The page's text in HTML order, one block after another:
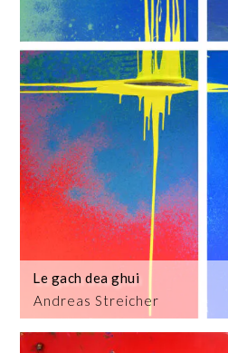
Andreas Streicher
Le gach dea ghui